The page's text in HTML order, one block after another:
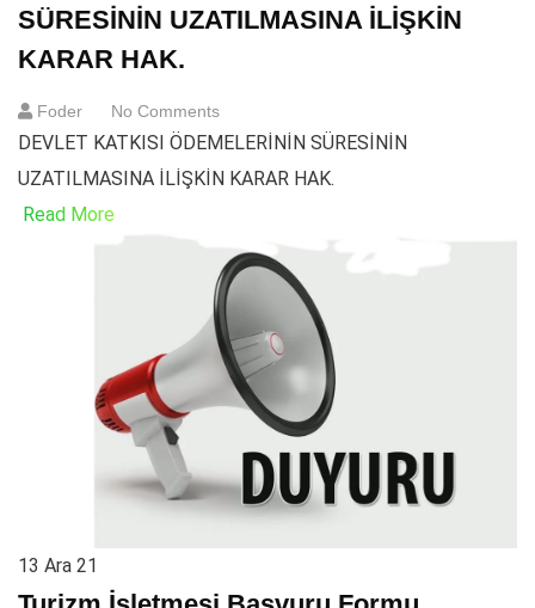
SÜRESİNİN UZATILMASINA İLİŞKİN
KARAR HAK.
Foder No Comments
DEVLET KATKISI ÖDEMELERİNİN SÜRESİNİN
UZATILMASINA İLİŞKİN KARAR HAK.
Read More
13 Ara 21